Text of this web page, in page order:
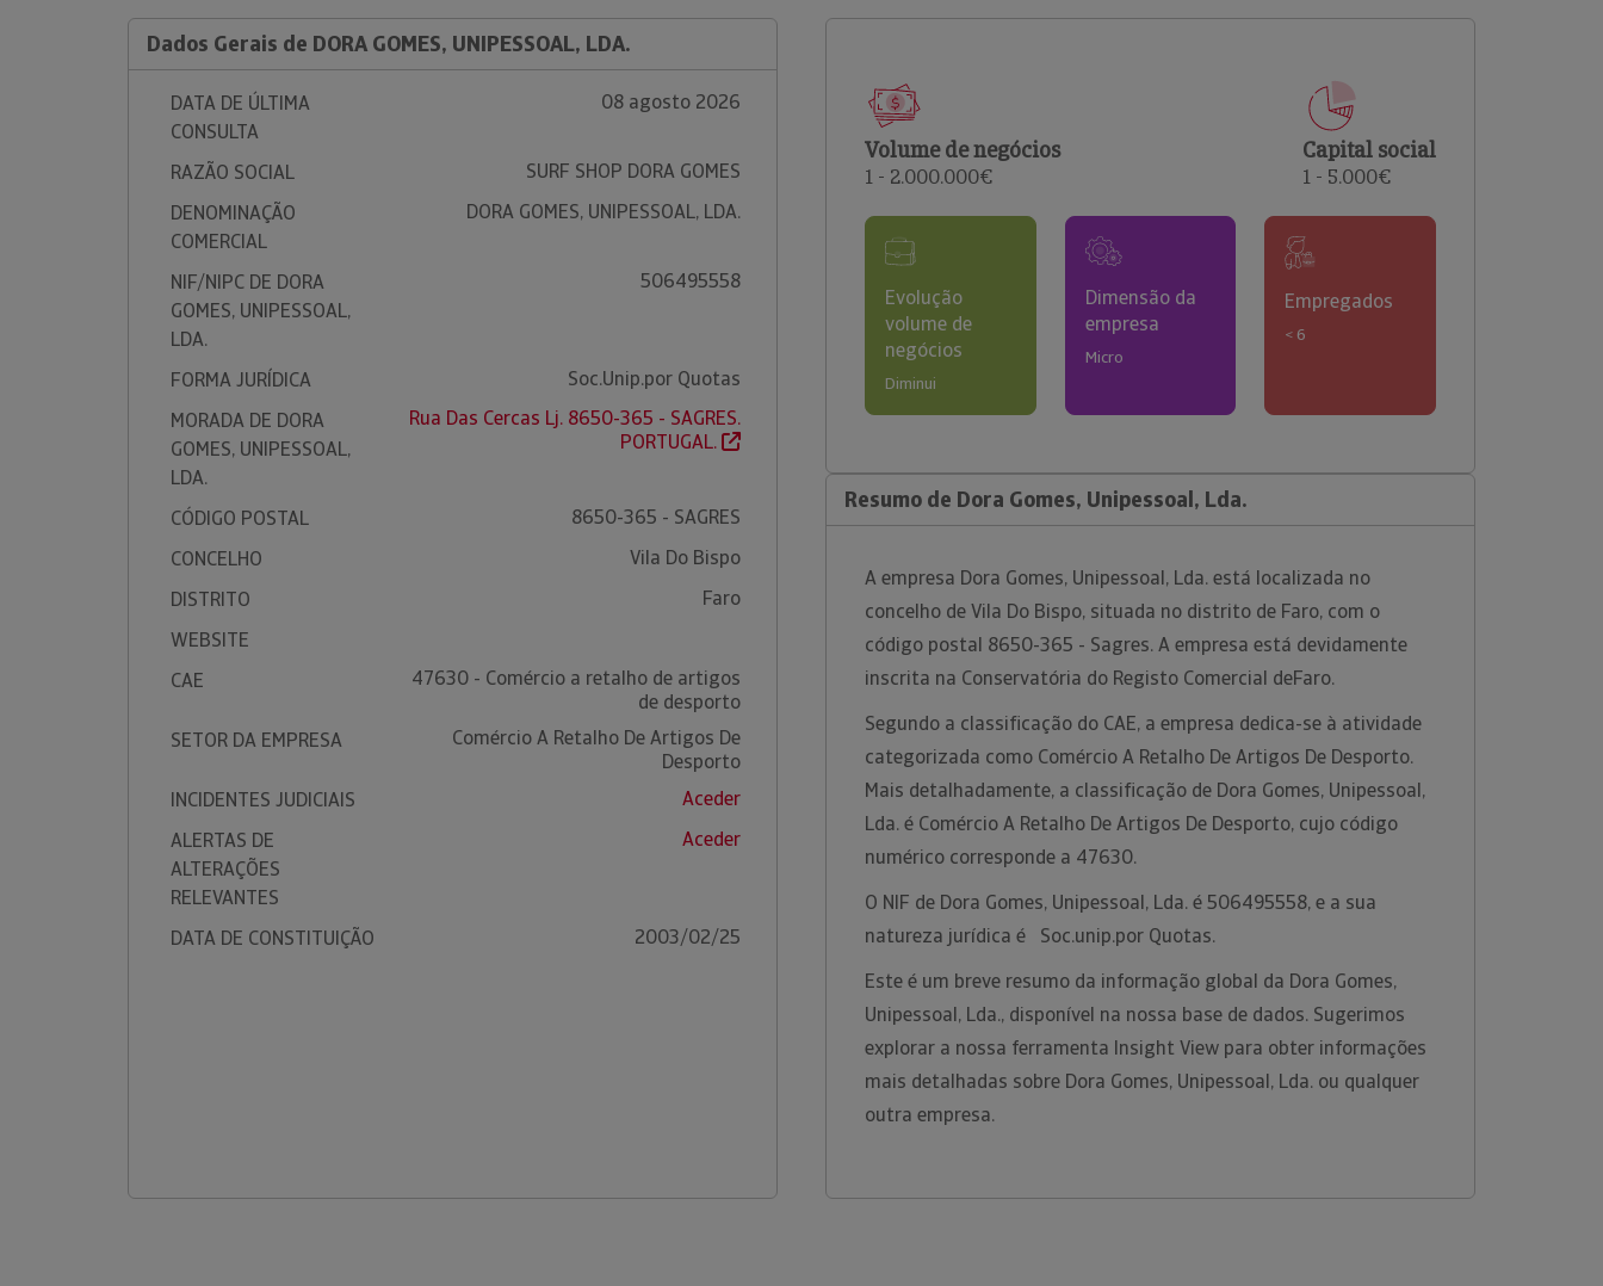
comerciais e analisar o risco de incumprimento dos
Dados Gerais de DORA GOMES, UNIPESSOAL, LDA.
DATA DE ÚLTIMA
CONSULTA
08 agosto 2026
RAZÃO SOCIAL
SURF SHOP DORA GOMES
DENOMINAÇÃO
COMERCIAL
DORA GOMES, UNIPESSOAL, LDA.
NIF/NIPC DE DORA
GOMES, UNIPESSOAL,
LDA.
506495558
FORMA JURÍDICA
Soc.Unip.por Quotas
MORADA DE DORA
GOMES, UNIPESSOAL,
LDA.
Rua Das Cercas Lj. 8650-365 - SAGRES.
PORTUGAL.
CÓDIGO POSTAL
8650-365 - SAGRES
CONCELHO
Vila Do Bispo
DISTRITO
Faro
WEBSITE
CAE
47630 - Comércio a retalho de artigos
de desporto
SETOR DA EMPRESA
Comércio A Retalho De Artigos De
Desporto
INCIDENTES JUDICIAIS
Aceder
ALERTAS DE
ALTERAÇÕES
RELEVANTES
Aceder
DATA DE CONSTITUIÇÃO 2003/02/25
Volume de negócios
1 - 2.000.000€
Capital social
1 - 5.000€
Evolução
volume de
negócios
Diminui
Dimensão da
empresa
Micro
Empregados
< 6
Resumo de Dora Gomes, Unipessoal, Lda.
A empresa Dora Gomes, Unipessoal, Lda. está localizada no
concelho de Vila Do Bispo, situada no distrito de Faro, com o
código postal 8650-365 - Sagres. A empresa está devidamente
inscrita na Conservatória do Registo Comercial deFaro.
Segundo a classificação do CAE, a empresa dedica-se à atividade
categorizada como Comércio A Retalho De Artigos De Desporto.
Mais detalhadamente, a classificação de Dora Gomes, Unipessoal,
Lda. é Comércio A Retalho De Artigos De Desporto, cujo código
numérico corresponde a 47630.
O NIF de Dora Gomes, Unipessoal, Lda. é 506495558, e a sua
natureza jurídica é Soc.unip.por Quotas.
Este é um breve resumo da informação global da Dora Gomes,
Unipessoal, Lda., disponível na nossa base de dados. Sugerimos
explorar a nossa ferramenta Insight View para obter informações
mais detalhadas sobre Dora Gomes, Unipessoal, Lda. ou qualquer
outra empresa.